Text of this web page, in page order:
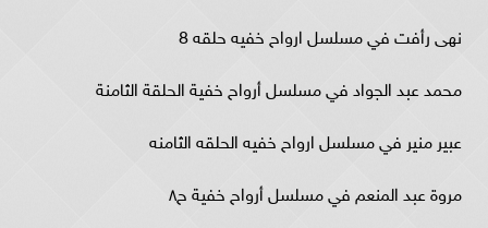
نهى رأفت في مسلسل ارواح خفيه حلقه 8
محمد عبد الجواد في مسلسل أرواح خفية الحلقة الثامنة
عبير منير في مسلسل ارواح خفيه الحلقه الثامنه
مروة عبد المنعم في مسلسل أرواح خفية ح٨